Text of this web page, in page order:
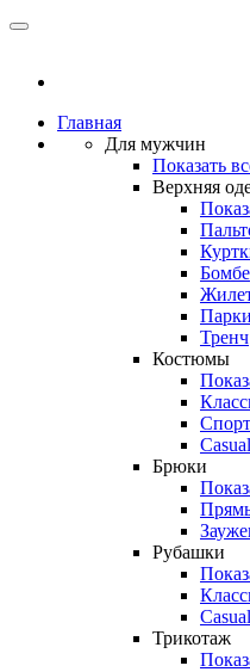
Главная
Для мужчин
Показать
Верхняя
Парки
Тренч
Костюмы
Брюки
Рубашки
Трикотаж